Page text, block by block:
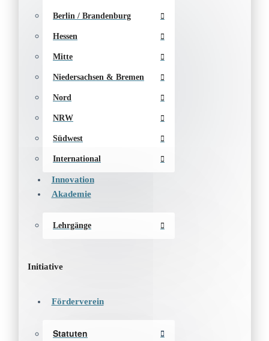
Berlin / Brandenburg
Hessen
Mitte
Niedersachsen & Bremen
Nord
NRW
Südwest
International
Innovation
Akademie
Lehrgänge
Initiative
Förderverein
Statuten